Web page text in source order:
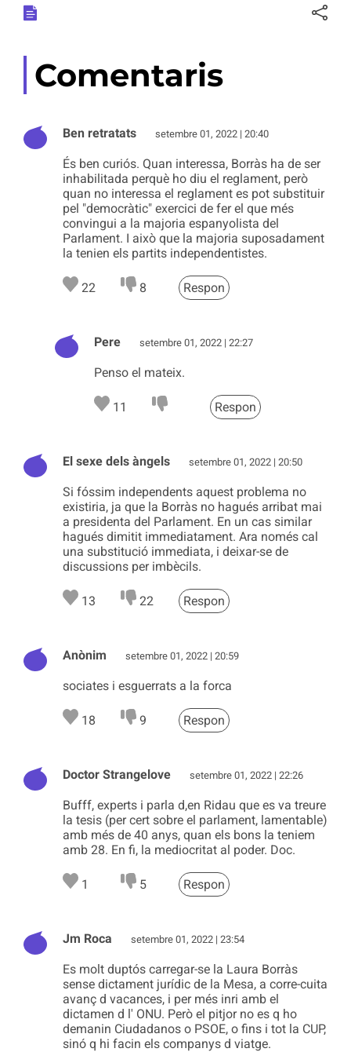
Comentaris
Ben retratats setembre 01, 2022 | 20:40
És ben curiós. Quan interessa, Borràs ha de ser
inhabilitada perquè ho diu el reglament, però
quan no interessa el reglament es pot substituir
pel "democràtic" exercici de fer el que més
convingui a la majoria espanyolista del
Parlament. I això que la majoria suposadament
la tenien els partits independentistes.
22 8 Respon
Pere setembre 01, 2022 | 22:27
Penso el mateix.
11 Respon
El sexe dels àngels setembre 01, 2022 | 20:50
Si fóssim independents aquest problema no
existiria, ja que la Borràs no hagués arribat mai
a presidenta del Parlament. En un cas similar
hagués dimitit immediatament. Ara només cal
una substitució immediata, i deixar-se de
discussions per imbècils.
13 22 Respon
Anònim setembre 01, 2022 | 20:59
sociates i esguerrats a la forca
18 9 Respon
Doctor Strangelove setembre 01, 2022 | 22:26
Bufff, experts i parla d,en Ridau que es va treure
la tesis (per cert sobre el parlament, lamentable)
amb més de 40 anys, quan els bons la teniem
amb 28. En fi, la mediocritat al poder. Doc.
1 5 Respon
Jm Roca setembre 01, 2022 | 23:54
Es molt duptós carregar-se la Laura Borràs
sense dictament jurídic de la Mesa, a corre-cuita
avanç d vacances, i per més inri amb el
dictamen d l' ONU. Però el pitjor no es q ho
demanin Ciudadanos o PSOE, o fins i tot la CUP,
sinó q hi facin els companys d viatge.